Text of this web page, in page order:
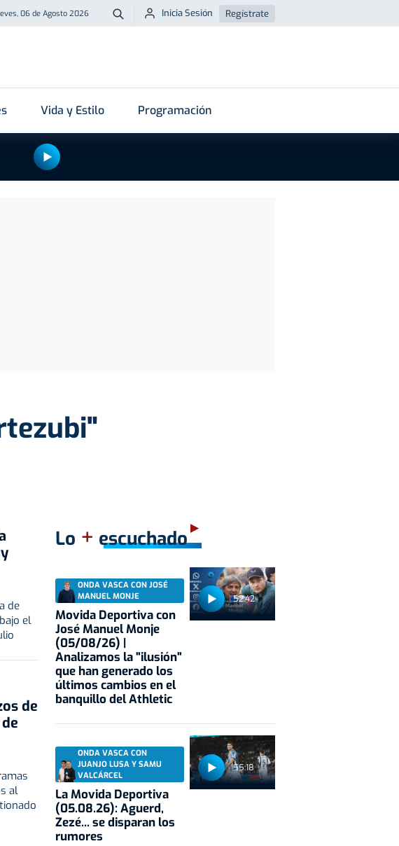
06 de Agosto 2026 Buscar
Inicia Sesión Regístrate
Vida y Estilo Programación
de
el
de
al
Lo + escuchado
52:42
ONDA VASCA CON JOSÉ
MANUEL MONJE
Movida Deportiva con
José Manuel Monje
(05/08/26) |
Analizamos la "ilusión"
que han generado los
últimos cambios en el
banquillo del Athletic
55:18
ONDA VASCA CON
JUANJO LUSA Y SAMU
VALCÁRCEL
La Movida Deportiva
(05.08.26): Aguerd,
Zezé... se disparan los
rumores